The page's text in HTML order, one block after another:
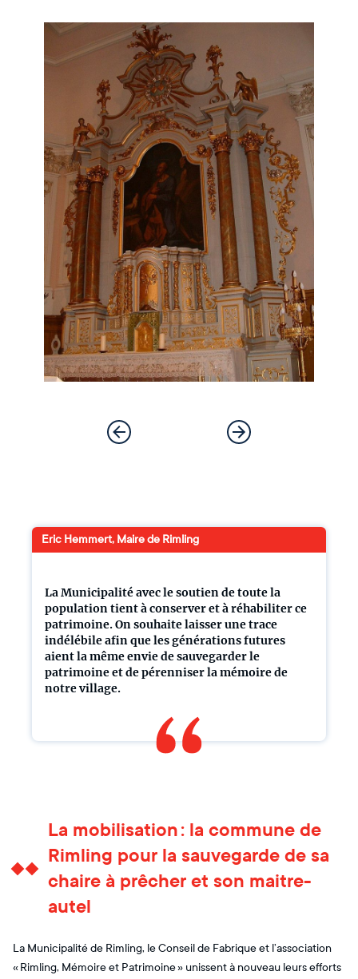
La Municipalité avec le soutien de toute la
population tient à conserver et à réhabiliter ce
patrimoine. On souhaite laisser une trace
indélébile afin que les générations futures
aient la même envie de sauvegarder le
patrimoine et de pérenniser la mémoire de
notre village.
Eric Hemmert, Maire de Rimling
La mobilisation : la commune de
Rimling pour la sauvegarde de sa
chaire à prêcher et son maitre-
autel
La Municipalité de Rimling, le Conseil de Fabrique et l’association
« Rimling, Mémoire et Patrimoine » unissent à nouveau leurs efforts